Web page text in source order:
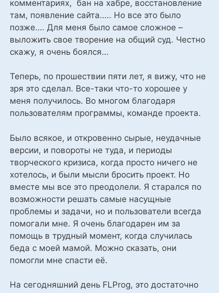
комментариях, бан на хабре, восстановление
там, появление сайта….. Но все это было
позже…. Для меня было самое сложное –
выложить свое творение на общий суд. Честно
скажу, я очень боялся…
Теперь, по прошествии пяти лет, я вижу, что не
зря это сделал. Все-таки что-то хорошее у
меня получилось. Во многом благодаря
пользователям программы, команде проекта.
Было всякое, и откровенно сырые, неудачные
версии, и повороты не туда, и периоды
творческого кризиса, когда просто ничего не
хотелось, и были мысли бросить проект. Но
вместе мы все это преодолели. Я старался по
возможности решать самые насущные
проблемы и задачи, но и пользователи всегда
помогали мне. Я очень благодарен им за
помощь в трудный момент, когда случилась
беда с моей мамой. Можно сказать, они
помогли мне спасти её.
На сегодняшний день FLProg, это достаточно